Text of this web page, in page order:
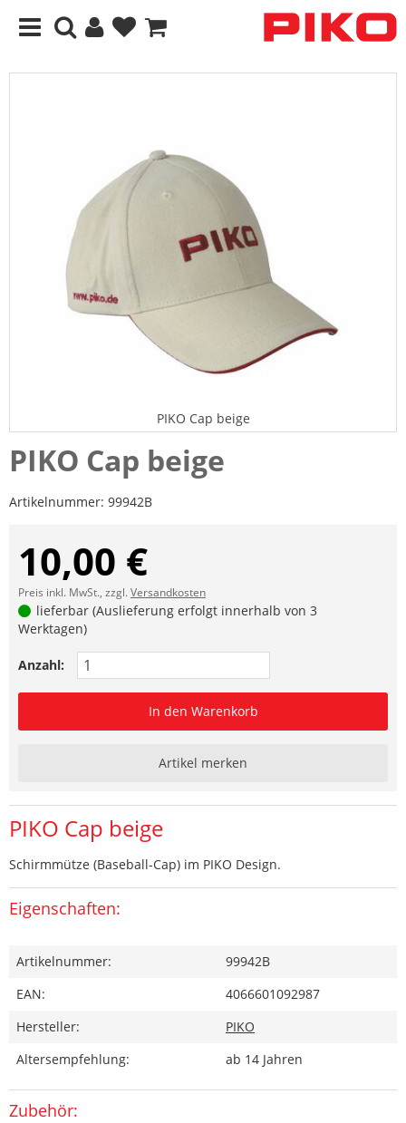
PIKO Cap beige
PIKO Cap beige
Artikelnummer: 99942B
10,00 €
Preis inkl. MwSt., zzgl.Versandkosten
lieferbar (Auslieferung erfolgt innerhalb von 3
Werktagen)
Anzahl:
In den Warenkorb
Artikel merken
PIKO Cap beige
Schirmmütze (Baseball-Cap) im PIKO Design.
Eigenschaften:
Artikelnummer:
99942B
EAN:
4066601092987
Hersteller:
PIKO
Altersempfehlung:
ab 14 Jahren
Zubehör: